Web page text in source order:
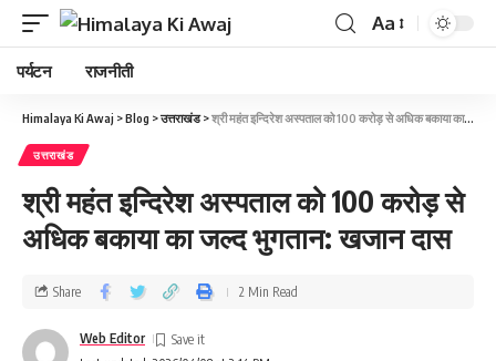
Aa
पर्यटन राजनीती
Himalaya Ki Awaj >Blog >उत्तराखंड>श्री महंत इन्दिरेश अस्पताल को 100 करोड़ से अधिक बकाया का जल्द भुगतान: खजान दास
उत्तराखंड
श्री महंत इन्दिरेश अस्पताल को 100 करोड़ से
अधिक बकाया का जल्द भुगतान: खजान दास
Web Editor
Share 2 Min Read